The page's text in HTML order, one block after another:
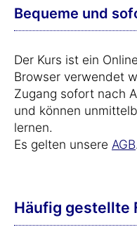
Bequeme und
Der Kurs ist ein
Browser verwendet
Zugang sofort nach
und können
lernen.
Es gelten unsere AGB.
Häufig gestellte